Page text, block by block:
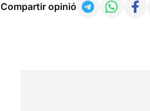
Compartir opinió